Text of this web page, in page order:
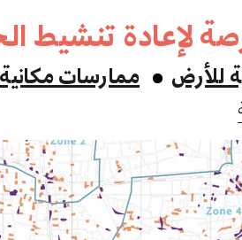
لإعادة تنشيط
للأرض ممارسات مكانية